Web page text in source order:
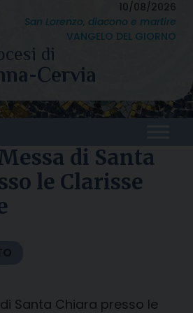
10/08/2026
San Lorenzo, diacono e martire
VANGELO DEL GIORNO
di Santa
le Clarisse
Santa Chiara presso le